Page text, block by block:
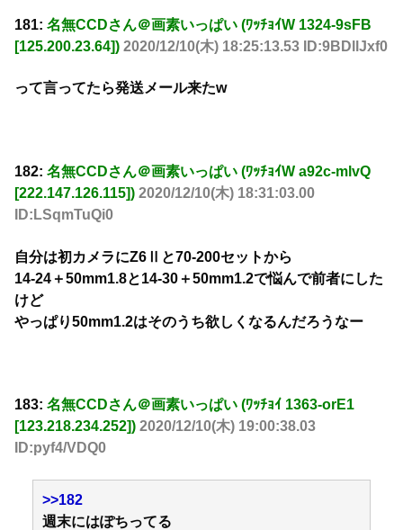
181: 名無CCDさん＠画素いっぱい (ﾜｯﾁｮｲW 1324-9sFB
[125.200.23.64]) 2020/12/10(木) 18:25:13.53 ID:9BDllJxf0
って言ってたら発送メール来たw
182: 名無CCDさん＠画素いっぱい (ﾜｯﾁｮｲW a92c-mlvQ
[222.147.126.115]) 2020/12/10(木) 18:31:03.00
ID:LSqmTuQi0
自分は初カメラにZ6Ⅱと70-200セットから
14-24＋50mm1.8と14-30＋50mm1.2で悩んで前者にした
けど
やっぱり50mm1.2はそのうち欲しくなるんだろうなー
183: 名無CCDさん＠画素いっぱい (ﾜｯﾁｮｲ 1363-orE1
[123.218.234.252]) 2020/12/10(木) 19:00:38.03
ID:pyf4/VDQ0
>>182
週末にはぽちってる